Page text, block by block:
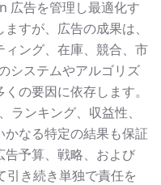
広告を管理し最適化す
すが、広告の成果は、
ング、在庫、競合、市
システムやアルゴリズ
の要因に依存します。
ランキング、収益性、
なる特定の結果も保証
告予算、戦略、および
き続き単独で責任を